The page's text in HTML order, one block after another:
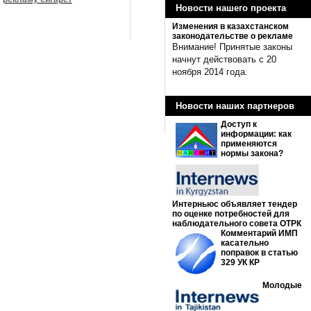
Новости нашего проекта
Изменения в казахстанском
законодательстве о рекламе
Внимание! Принятые законы
начнут действовать с 20
ноября 2014 года.
Новости наших партнеров
Доступ к
информации: как
применяются
нормы закона?
Интерньюс объявляет тендер
по оценке потребностей для
наблюдательного совета ОТРК
Комментарий ИМП
касательно
поправок в статью
329 УК КР
Молодые